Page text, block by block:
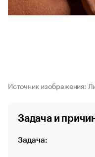
Источник изображения:
Задача и
Задача: